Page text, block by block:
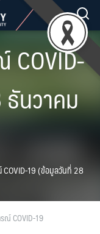
COVID-
นวาคม
19 (ข้อมูลวันที่ 28
ณ์ COVID-19